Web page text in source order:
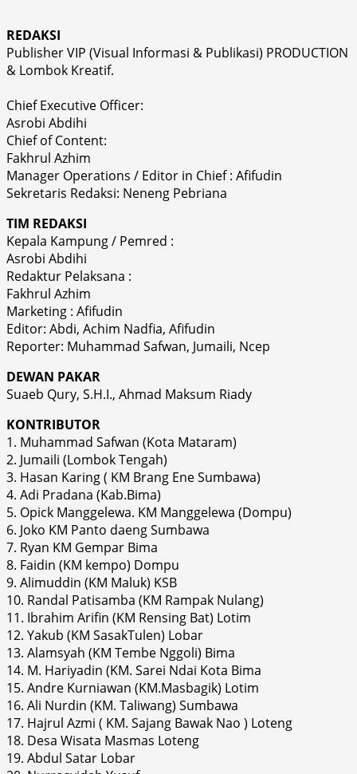
REDAKSI
Publisher VIP (Visual Informasi & Publikasi) PRODUCTION
& Lombok Kreatif.
Chief Executive Officer:
Asrobi Abdihi
Chief of Content:
Fakhrul Azhim
Manager Operations / Editor in Chief : Afifudin
Sekretaris Redaksi: Neneng Pebriana
TIM REDAKSI
Kepala Kampung / Pemred :
Asrobi Abdihi
Redaktur Pelaksana :
Fakhrul Azhim
Marketing : Afifudin
Editor: Abdi, Achim Nadfia, Afifudin
Reporter: Muhammad Safwan, Jumaili, Ncep
DEWAN PAKAR
Suaeb Qury, S.H.I., Ahmad Maksum Riady
KONTRIBUTOR
1. Muhammad Safwan (Kota Mataram)
2. Jumaili (Lombok Tengah)
3. Hasan Karing ( KM Brang Ene Sumbawa)
4. Adi Pradana (Kab.Bima)
5. Opick Manggelewa. KM Manggelewa (Dompu)
6. Joko KM Panto daeng Sumbawa
7. Ryan KM Gempar Bima
8. Faidin (KM kempo) Dompu
9. Alimuddin (KM Maluk) KSB
10. Randal Patisamba (KM Rampak Nulang)
11. Ibrahim Arifin (KM Rensing Bat) Lotim
12. Yakub (KM SasakTulen) Lobar
13. Alamsyah (KM Tembe Nggoli) Bima
14. M. Hariyadin (KM. Sarei Ndai Kota Bima
15. Andre Kurniawan (KM.Masbagik) Lotim
16. Ali Nurdin (KM. Taliwang) Sumbawa
17. Hajrul Azmi ( KM. Sajang Bawak Nao ) Loteng
18. Desa Wisata Masmas Loteng
19. Abdul Satar Lobar